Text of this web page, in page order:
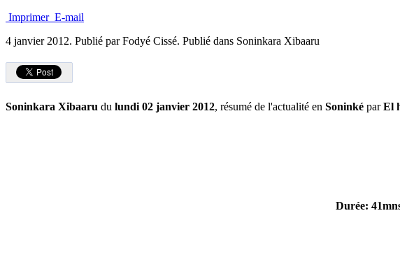
Imprimer E-mail
4 janvier 2012. Publié par Fodyé Cissé. Publié dans Soninkara Xibaaru
Soninkara Xibaaru du lundi 02 janvier 2012, résumé de l'actualité en Soninké parEl
Durée: